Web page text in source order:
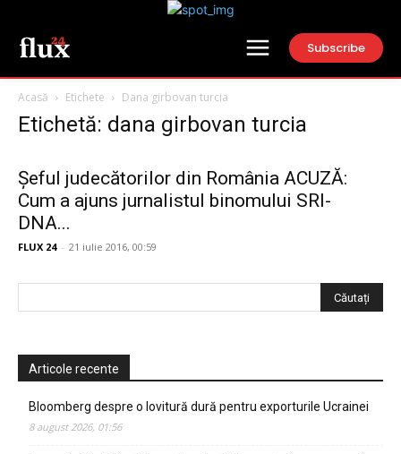
Subscribe
Acasă Etichete Dana girbovan turcia
Etichetă: dana girbovan turcia
Șeful judecătorilor din România ACUZĂ:
Cum a ajuns jurnalistul binomului SRI-
DNA...
FLUX 24 - 21 iulie 2016, 00:59
Articole recente
Bloomberg despre o lovitură dură pentru exporturile Ucrainei
8 august 2026, 01:56